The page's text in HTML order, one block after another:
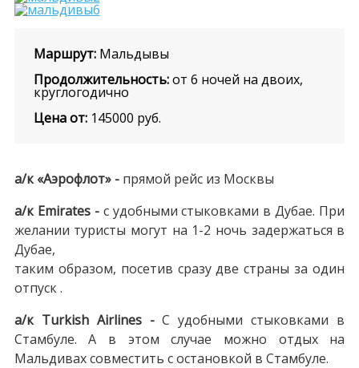
Маршрут: Мальдывы
Продолжительность: от 6 ночей на двоих,
круглогодично
Цена от: 145000 руб.
а/к «Аэрофлот» - прямой рейс из Москвы
а/к Emirates -с удобными стыковками в Дубае. При
желании туристы могут на 1-2 ночь задержаться в
Дубае,
таким образом, посетив сразу две страны за один
отпуск .
а/к Turkish Airlines -C удобными стыковками в
Стамбуле. А в этом случае можно отдых на
Мальдивах совместить с остановкой в Стамбуле.